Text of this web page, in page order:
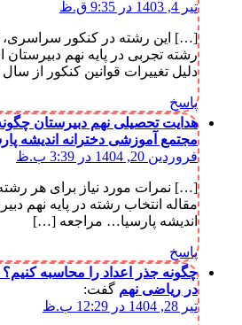
تیر 4, 1403 در 9:35 ق.ظ
[…] این رشته در کنکور سراسری،
رشته تجربی در پایه نهم
دلیل تغییرات قوانین کنکور از سال ۱۴۰۲ […]
پاسخ
هدایت تحصیلی نهم دبیرستان
مجتمع آموزشی دخترانه اندیشه
فروردین 20, 1404 در 3:39 ب.ظ
[…] نمرات مورد نیاز برای هر
مقاله انتخاب رشته در پایه نهم
اندیشه پارسیا… مراجعه […]
پاسخ
چگونه جذر اعداد را محاسبه
در ریاضی نهم گفت:
تیر 28, 1404 در 12:29 ب.ظ